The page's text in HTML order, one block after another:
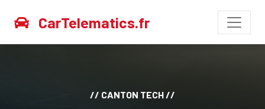
CarTelematics.fr
// CANTON TECH //